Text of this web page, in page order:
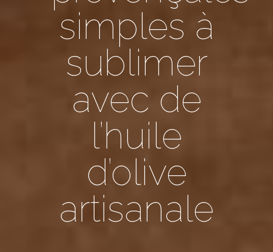
simples à
sublimer
avec de
l’huile
d’olive
artisanale